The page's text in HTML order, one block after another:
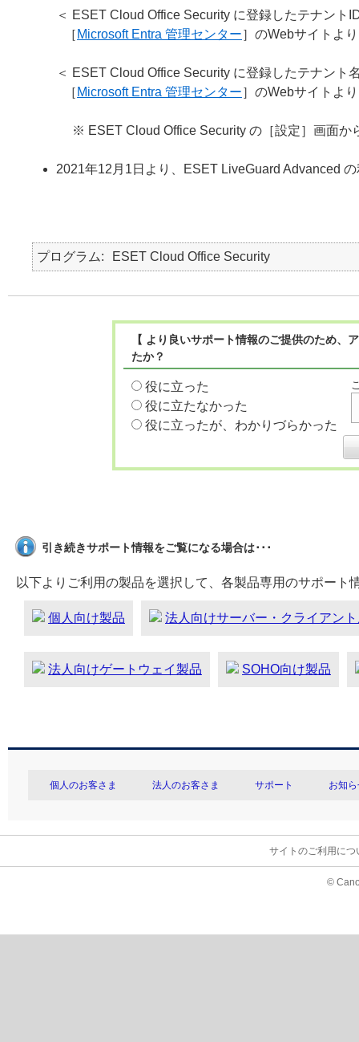
＜ ESET Cloud Office Security に登録したテナント
［ Microsoft Entra 管理センター］のWebサイトよ
＜ ESET Cloud Office Security に登録したテナント
［ Microsoft Entra 管理センター］のWebサイトよ
※ ESET Cloud Office Security の［設定］画面か
2021年12月1日より、ESET LiveGuard Advanced
プログラム ESET Cloud Office Security
【 より良いサポート情報のご提供のため
たか？
役に立った
役に立たなかった
役に立ったが、わかりづらかった
引き続きサポート情報をご覧になる場合は･･･
以下よりご利用の製品を選択して、各製品専用のサポート
個人向け製品 法人向けサーバー・クライアン
法人向けゲートウェイ製品 SOHO向け製品
個人のお客さま 法人のお客さま サポート お知
サイトのご利用につ
©